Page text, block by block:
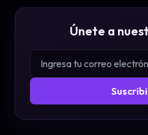
Únete a